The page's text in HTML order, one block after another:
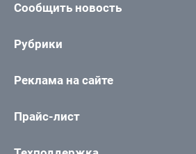
Сообщить новость
Рубрики
Реклама на сайте
Прайс-лист